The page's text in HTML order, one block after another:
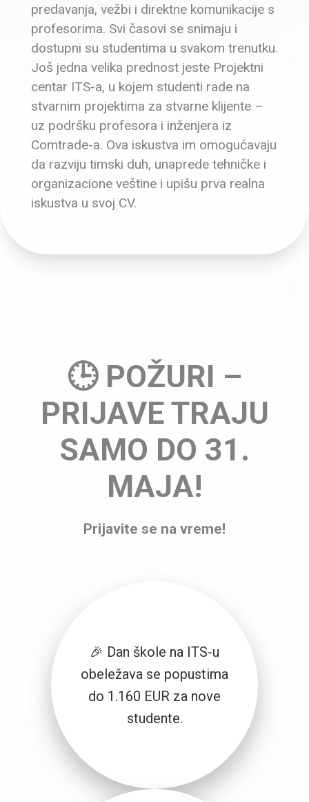
predavanja, vežbi i direktne komunikacije s
profesorima. Svi časovi se snimaju i
dostupni su studentima u svakom trenutku.
Još jedna velika prednost jeste Projektni
centar ITS-a, u kojem studenti rade na
stvarnim projektima za stvarne klijente –
uz podršku profesora i inženjera iz
Comtrade-a. Ova iskustva im omogućavaju
da razviju timski duh, unaprede tehničke i
organizacione veštine i upišu prva realna
iskustva u svoj CV.
🕒 POŽURI –
PRIJAVE TRAJU
SAMO DO 31.
MAJA!
Prijavite se na vreme!
🎉 Dan škole na ITS-u
obeležava se popustima
do 1.160 EUR za nove
studente.